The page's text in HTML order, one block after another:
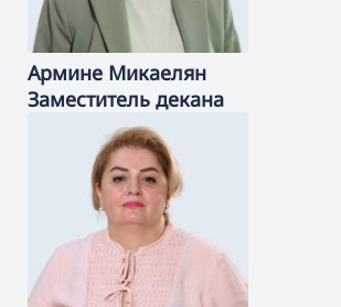
Армине Микаелян
Заместитель декана